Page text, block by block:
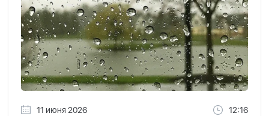
11 июня 2026 12:16